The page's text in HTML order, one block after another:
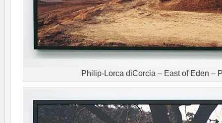
Philip-Lorca diCorcia – East of Eden –